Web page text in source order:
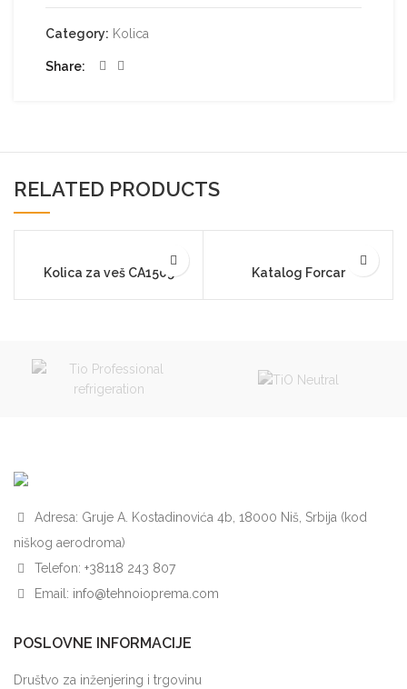
Category: Kolica
Share
RELATED PRODUCTS
Kolica za veš CA1505 Katalog Forcar
Adresa: Gruje A. Kostadinovića 4b, 18000 Niš, Srbija (kod
niškog aerodroma)
Telefon: +38118 243 807
Email: info@tehnoioprema.com
POSLOVNE INFORMACIJE
Društvo za inženjering i trgovinu